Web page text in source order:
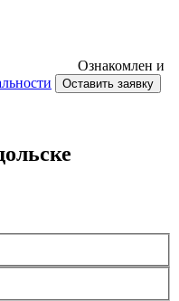
Ознакомлен и
Оставить заявку